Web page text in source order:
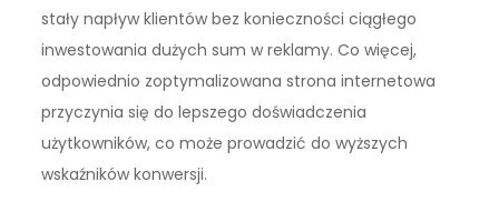
stały napływ klientów bez konieczności ciągłego
inwestowania dużych sum w reklamy. Co więcej,
odpowiednio zoptymalizowana strona internetowa
przyczynia się do lepszego doświadczenia
użytkowników, co może prowadzić do wyższych
wskaźników konwersji.